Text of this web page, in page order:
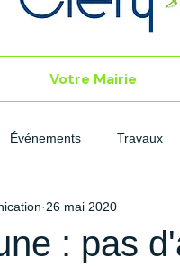
Votre Mairie
Événements Travaux
: pas
26 mai 2020